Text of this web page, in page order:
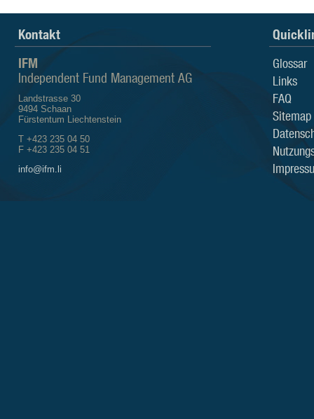
Kontakt
IFM
Independent Fund Management AG
Landstrasse 30
9494 Schaan
Fürstentum Liechtenstein
T +423 235 04 50
F +423 235 04 51
info@ifm.li
Glossar
Links
FAQ
Sitemap